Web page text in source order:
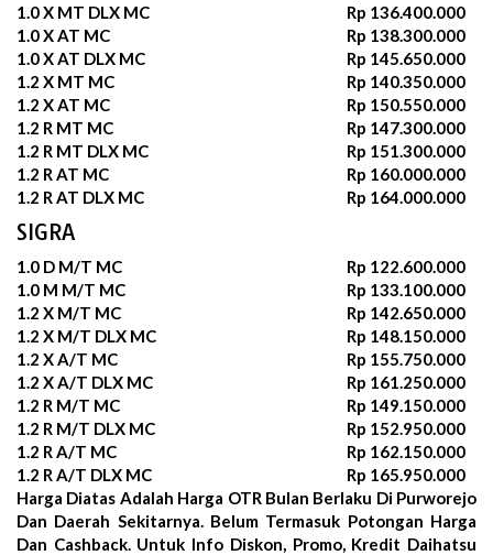
1.0 X MT DLX MC
Rp 136.400.000
1.0 X AT MC
Rp 138.300.000
1.0 X AT DLX MC
Rp 145.650.000
1.2 X MT MC
Rp 140.350.000
1.2 X AT MC
Rp 150.550.000
1.2 R MT MC
Rp 147.300.000
1.2 R MT DLX MC
Rp 151.300.000
1.2 R AT MC
Rp 160.000.000
1.2 R AT DLX MC
Rp 164.000.000
SIGRA
1.0 D M/T MC
Rp 122.600.000
1.0 M M/T MC
Rp 133.100.000
1.2 X M/T MC
Rp 142.650.000
1.2 X M/T DLX MC
Rp 148.150.000
1.2 X A/T MC
Rp 155.750.000
1.2 X A/T DLX MC
Rp 161.250.000
1.2 R M/T MC
Rp 149.150.000
1.2 R M/T DLX MC
Rp 152.950.000
1.2 R A/T MC
Rp 162.150.000
1.2 R A/T DLX MC
Rp 165.950.000
Harga Diatas Adalah Harga OTR Bulan Berlaku Di Purworejo
Dan Daerah Sekitarnya. Belum Termasuk Potongan Harga
Dan Cashback. Untuk Info Diskon, Promo, Kredit Daihatsu